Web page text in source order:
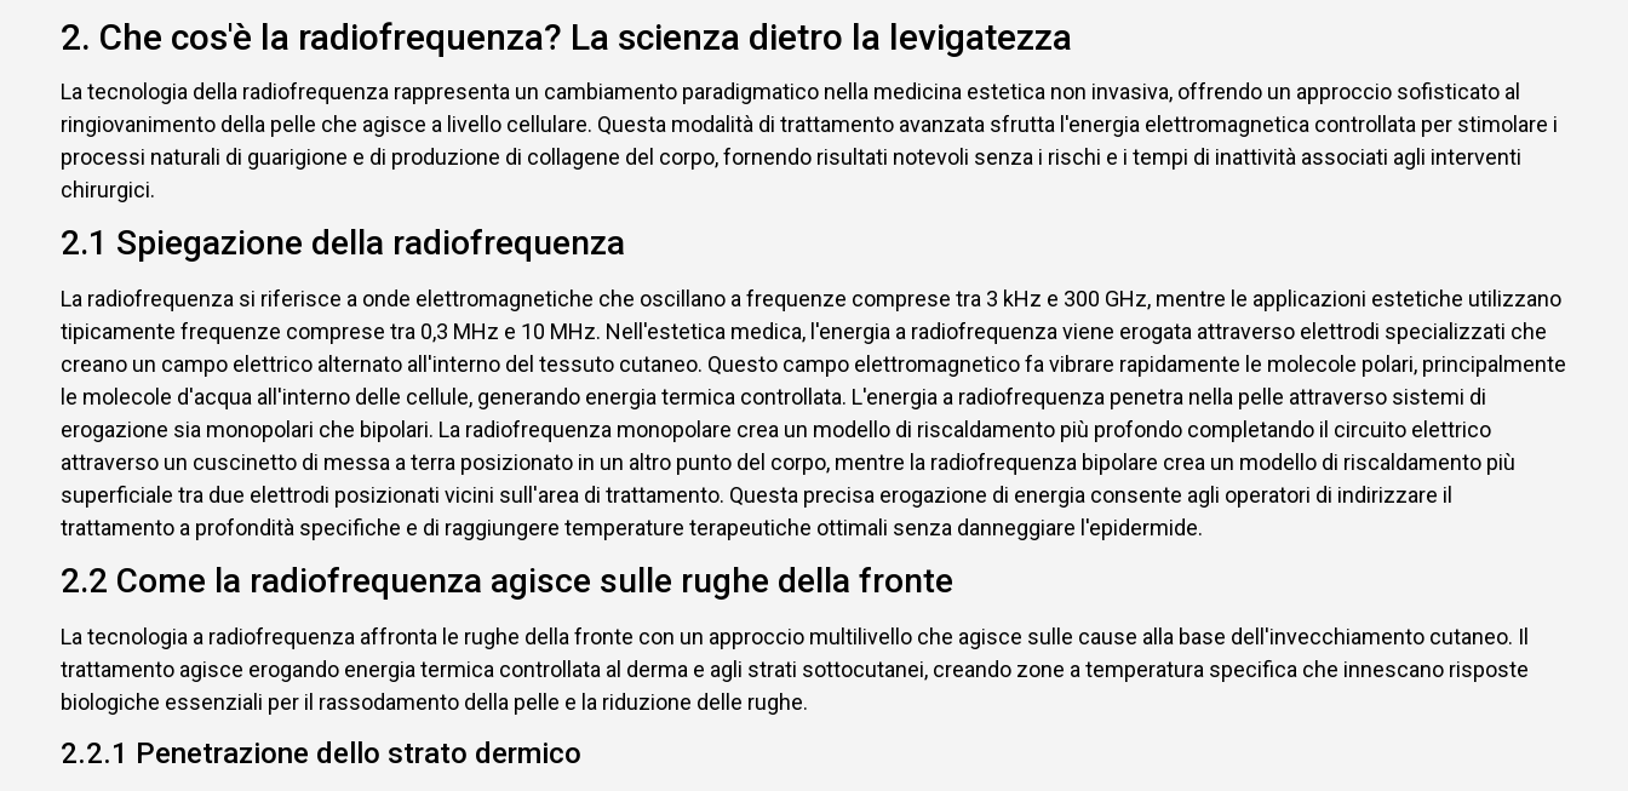
2. Che cos'è la radiofrequenza? La scienza dietro la levigatezza
La tecnologia della radiofrequenza rappresenta un cambiamento paradigmatico nella medicina estetica non invasiva, offrendo un approccio sofisticato al
ringiovanimento della pelle che agisce a livello cellulare. Questa modalità di trattamento avanzata sfrutta l'energia elettromagnetica controllata per stimolare i
processi naturali di guarigione e di produzione di collagene del corpo, fornendo risultati notevoli senza i rischi e i tempi di inattività associati agli interventi
chirurgici.
2.1 Spiegazione della radiofrequenza
La radiofrequenza si riferisce a onde elettromagnetiche che oscillano a frequenze comprese tra 3 kHz e 300 GHz, mentre le applicazioni estetiche utilizzano
tipicamente frequenze comprese tra 0,3 MHz e 10 MHz. Nell'estetica medica, l'energia a radiofrequenza viene erogata attraverso elettrodi specializzati che
creano un campo elettrico alternato all'interno del tessuto cutaneo. Questo campo elettromagnetico fa vibrare rapidamente le molecole polari, principalmente
le molecole d'acqua all'interno delle cellule, generando energia termica controllata. L'energia a radiofrequenza penetra nella pelle attraverso sistemi di
erogazione sia monopolari che bipolari. La radiofrequenza monopolare crea un modello di riscaldamento più profondo completando il circuito elettrico
attraverso un cuscinetto di messa a terra posizionato in un altro punto del corpo, mentre la radiofrequenza bipolare crea un modello di riscaldamento più
superficiale tra due elettrodi posizionati vicini sull'area di trattamento. Questa precisa erogazione di energia consente agli operatori di indirizzare il
trattamento a profondità specifiche e di raggiungere temperature terapeutiche ottimali senza danneggiare l'epidermide.
2.2 Come la radiofrequenza agisce sulle rughe della fronte
La tecnologia a radiofrequenza affronta le rughe della fronte con un approccio multilivello che agisce sulle cause alla base dell'invecchiamento cutaneo. Il
trattamento agisce erogando energia termica controllata al derma e agli strati sottocutanei, creando zone a temperatura specifica che innescano risposte
biologiche essenziali per il rassodamento della pelle e la riduzione delle rughe.
2.2.1 Penetrazione dello strato dermico